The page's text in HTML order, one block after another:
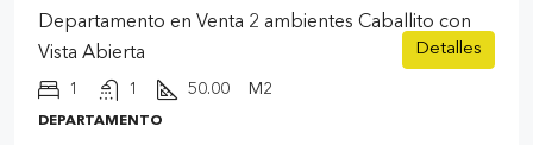
Departamento en Venta 2 ambientes Caballito con
Vista Abierta
1 1 50.00 M2
DEPARTAMENTO
Detalles